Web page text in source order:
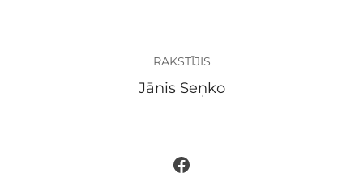
RAKSTĪJIS
Jānis Seņko
Facebook